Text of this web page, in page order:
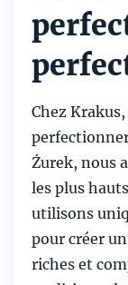
Chez
Żurek, nous
les plus
utilisons
pour créer
riches et